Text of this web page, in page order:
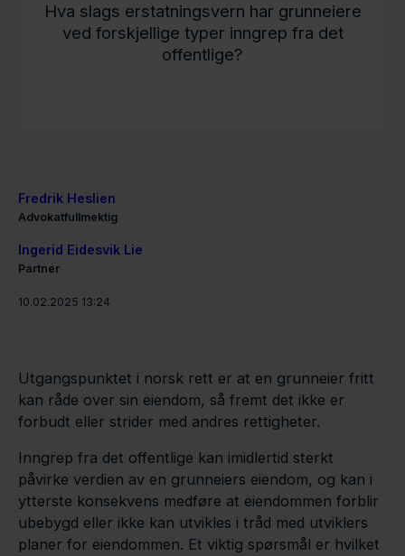
Hva slags erstatningsvern har grunneiere
ved forskjellige typer inngrep fra det
offentlige?
Fredrik Heslien
Advokatfullmektig
Ingerid Eidesvik Lie
Partner
10.02.2025 13:24
Utgangspunktet i norsk rett er at en grunneier fritt
kan råde over sin eiendom, så fremt det ikke er
forbudt eller strider med andres rettigheter.
Inngrep fra det offentlige kan imidlertid sterkt
påvirke verdien av en grunneiers eiendom, og kan i
ytterste konsekvens medføre at eiendommen forblir
ubebygd eller ikke kan utvikles i tråd med utviklers
planer for eiendommen. Et viktig spørsmål er hvilket